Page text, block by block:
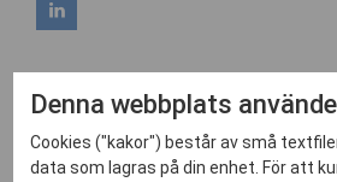
Nu när året närmar sig sitt slut vill vi
hälsningar till alla kunder, partners,
kollegor för deras samarbete under
ser fram emot nya möjligheter och
Denna webbplats
Cookies ("kakor") består av små
data som lagras på din enhet. För att